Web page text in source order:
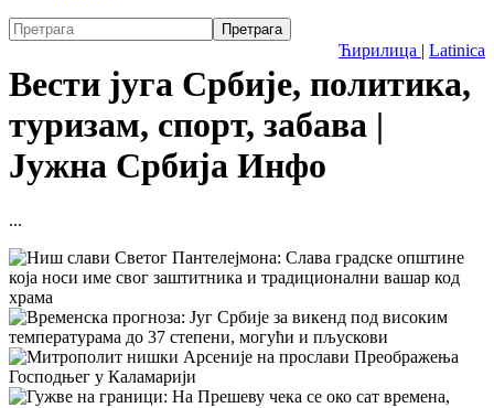
Ћирилица | Latinica
Вести југа Србије, политика,
туризам, спорт, забава |
Јужна Србија Инфо
...